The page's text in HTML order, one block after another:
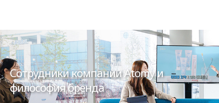
Сотрудники компании Atomy и
философия бренда